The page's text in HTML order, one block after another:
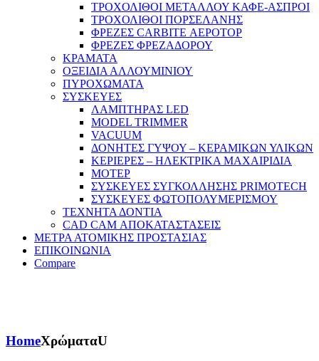
ΤΡΟΧΟΛΙΘΟΙ ΜΕΤΑΛΛΟΥ ΚΑΦΕ-ΑΣΠΡΟΙ
ΤΡΟΧΟΛΙΘΟΙ ΠΟΡΣΕΛΑΝΗΣ
ΦΡΕΖΕΣ CARBITE ΑΕΡΟΤΟΡ
ΦΡΕΖΕΣ ΦΡΕΖΑΔΟΡΟΥ
ΚΡΑΜΑΤΑ
ΟΞΕΙΔΙΑ ΑΛΛΟΥΜΙΝΙΟΥ
ΠΥΡΟΧΩΜΑΤΑ
ΣΥΣΚΕΥΕΣ
ΛΑΜΠΤΗΡΑΣ LED
MODEL TRIMMER
VACUUM
ΔΟΝΗΤΕΣ ΓΥΨΟΥ – ΚΕΡΑΜΙΚΩΝ ΥΛΙΚΩΝ
ΚΕΡΙΕΡΕΣ – ΗΛΕΚΤΡΙΚΑ ΜΑΧΑΙΡΙΔΙΑ
ΜΟΤΕΡ
ΣΥΣΚΕΥΕΣ ΣΥΓΚΟΛΛΗΣΗΣ PRIMOTECH
ΣΥΣΚΕΥΕΣ ΦΩΤΟΠΟΛΥΜΕΡΙΣΜΟΥ
ΤΕΧΝΗΤΑ ΔΟΝΤΙΑ
CAD CAM ΑΠΟΚΑΤΑΣΤΑΣΕΙΣ
ΜΕΤΡΑ ΑΤΟΜΙΚΗΣ ΠΡΟΣΤΑΣΙΑΣ
ΕΠΙΚΟΙΝΩΝΙΑ
Compare
HomeΧρώματαU